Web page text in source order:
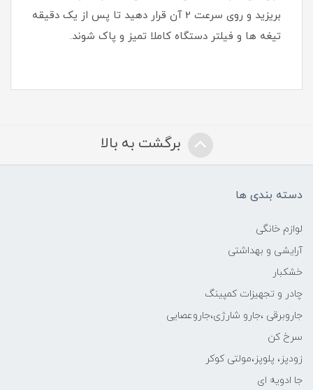
بریزید و روی سرعت 2 آن قرار دهید تا پس از یک دقیقه
تیغه ها و فیلتر دستگاه کاملا تمیز و پاک شوند.
برگشت به بالا
دسته بندی ها
لوازم خانگی
آرایشی و بهداشتی
خشکبار
چادر و تجهیزات کمپینگ
جاروبرقی ،جارو شارژی،جاروعصایی
سرخ کن
زودپز، پلوپز،مولتی کوکر
جا ادویه ای